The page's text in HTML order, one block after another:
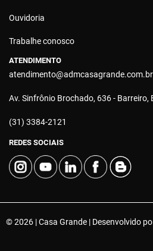
Ouvidoria
Trabalhe conosco
ATENDIMENTO
atendimento@admcasagrande.com.br
Av. Sinfrônio Brochado, 636 - Barreiro,
(31) 3384-2121
REDES SOCIAIS
© 2026 | Casa Grande | Desenvolvido